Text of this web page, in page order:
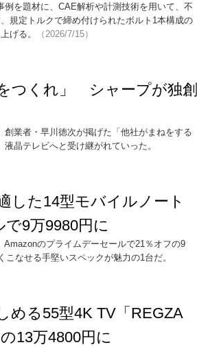
を題材に、CAE解析や計測技術を用いて、不
規定トルクで締め付けられたボルト1本構成の
げる。
（2026/7/15）
つくれ」 シャープが独創
業者・早川徳次が掲げた「他社がまねをする
晶テレビへと受け継がれていった。
した14型モバイルノート
9万9980円に
のプライムデーセールで21％オフの9
なせる手堅いスペックが魅力の1台だ。
める55型4K TV「REGZA
13万4800円に